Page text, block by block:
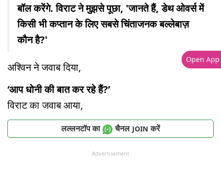
बॉल करेंगे. विराट ने मुझसे पूछा, 'जानते हैं, डेथ ओवर्स में
किसी भी कप्तान के लिए सबसे चिंताजनक बल्लेबाज़
कौन है?'
अश्विन ने जवाब दिया,
‘आप धोनी की बात कर रहे हैं?’
विराट का जवाब आया,
लल्लनटॉप का चैनल JOIN करें
Advertisement
Open App